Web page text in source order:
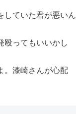
していた君が悪いん
殴ってもいいかし
。漆崎さんが心配